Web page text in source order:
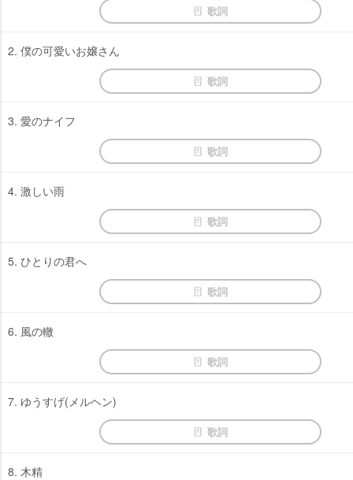
歌詞
2. 僕の可愛いお嬢さん
歌詞
3. 愛のナイフ
歌詞
4. 激しい雨
歌詞
5. ひとりの君へ
歌詞
6. 風の轍
歌詞
7. ゆうすげ(メルヘン)
歌詞
8. 木精